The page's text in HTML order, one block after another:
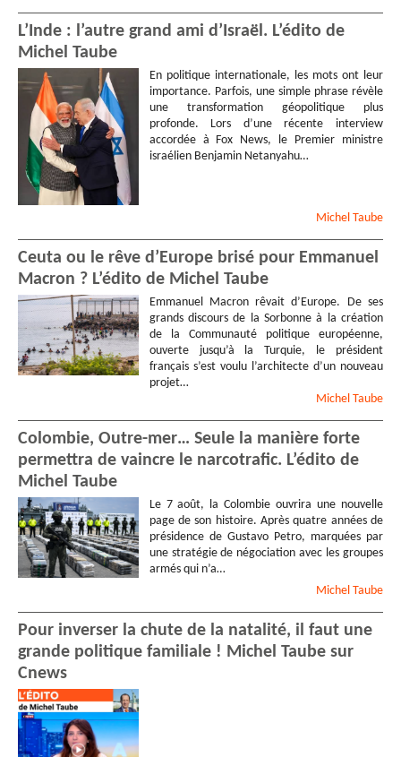
L’Inde : l’autre grand ami d’Israël. L’édito de
Michel Taube
En politique internationale, les mots ont leur
importance. Parfois, une simple phrase révèle
une transformation géopolitique plus
profonde. Lors d’une récente interview
accordée à Fox News, le Premier ministre
israélien Benjamin Netanyahu…
Michel Taube
Ceuta ou le rêve d’Europe brisé pour Emmanuel
Macron ? L’édito de Michel Taube
Emmanuel Macron rêvait d’Europe. De ses
grands discours de la Sorbonne à la création
de la Communauté politique européenne,
ouverte jusqu’à la Turquie, le président
français s’est voulu l’architecte d’un nouveau
projet…
Michel Taube
Colombie, Outre-mer… Seule la manière forte
permettra de vaincre le narcotrafic. L’édito de
Michel Taube
Le 7 août, la Colombie ouvrira une nouvelle
page de son histoire. Après quatre années de
présidence de Gustavo Petro, marquées par
une stratégie de négociation avec les groupes
armés qui n’a…
Michel Taube
Pour inverser la chute de la natalité, il faut une
grande politique familiale ! Michel Taube sur
Cnews